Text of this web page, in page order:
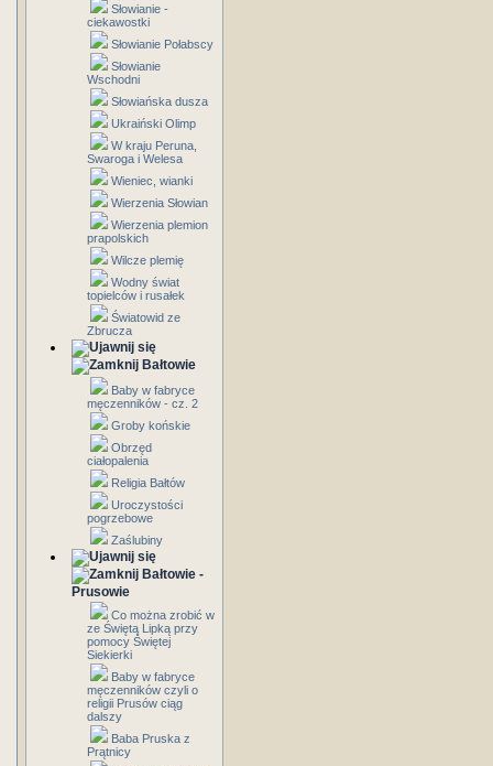
Słowianie -
ciekawostki
Słowianie Połabscy
Słowianie
Wschodni
Słowiańska dusza
Ukraiński Olimp
W kraju Peruna,
Swaroga i Welesa
Wieniec, wianki
Wierzenia Słowian
Wierzenia plemion
prapolskich
Wilcze plemię
Wodny świat
topielców i rusałek
Światowid ze
Zbrucza
Bałtowie
Baby w fabryce
męczenników - cz. 2
Groby końskie
Obrzęd
ciałopalenia
Religia Bałtów
Uroczystości
pogrzebowe
Zaślubiny
Bałtowie -
Prusowie
Co można zrobić w
ze Świętą Lipką przy
pomocy Świętej
Siekierki
Baby w fabryce
męczenników czyli o
religii Prusów ciąg
dalszy
Baba Pruska z
Prątnicy